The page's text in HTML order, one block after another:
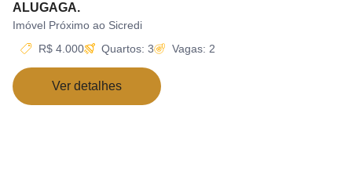
ALUGAGA.
Imóvel Próximo ao Sicredi
R$ 4.000
Quartos: 3 Vagas: 2
Ver detalhes